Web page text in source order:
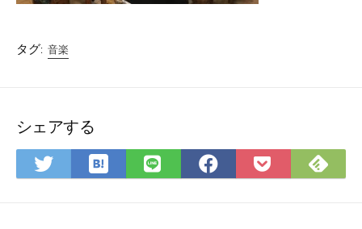
タグ: 音楽
シェアする
Twitter
で
は
て
LINE
で
Facebook
で
Pocket
に
で